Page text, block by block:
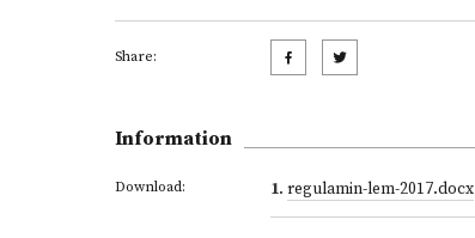
Share:
Information
Download: 1. regulamin-lem-2017.docx